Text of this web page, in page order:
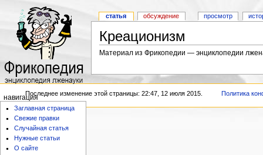
Креационизм
Материал из Фрикопедии — энциклопедии
статья обсуждение просмотр
навигация
Заглавная страница
Свежие правки
Случайная статья
Нужные статьи
О сайте
Последнее изменение этой страницы: 22:47, 12 июля 2015. Политика